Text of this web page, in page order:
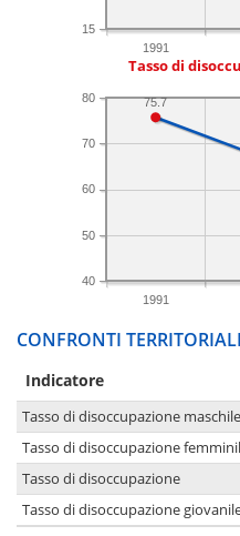
1991
15
Tasso di
1991
40
50
60
70
80 75.7
CONFRONTI
Indicatore
Tasso di disoccupazione maschile
Tasso di disoccupazione
Tasso di disoccupazione
Tasso di disoccupazione